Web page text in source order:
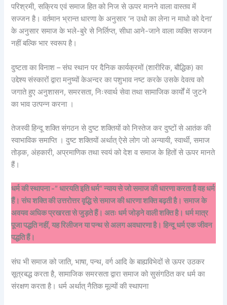
परिश्रमी, सक्रिय एवं समाज हित को निज से ऊपर मानने वाला वास्तव में
सज्जन है। वर्तमान भ्रान्त धारणा के अनुसार ‘न उधो का लेना न माधो को देना’
के अनुसार समाज के भले-बुरे से निर्लिप्त, सीधा आने-जाने वाला व्यक्ति सज्जन
नहीं बल्कि भार स्वरूप है।
दुष्टता का विनाश – संघ स्थान पर दैनिक कार्यक्रमों (शारीरिक, बौद्धिक) का
उद्देश्य संस्कारों द्वारा मनुष्यों केअन्दर का पशुभाव नष्ट करके उसके देवत्व को
जगाते हुए अनुशासन, समरसता, निःस्वार्थ सेवा तथा सामाजिक कार्यों में जुटने
का भाव उत्पन्न करना ।
तेजस्वी हिन्दू शक्ति संगठन से दुष्ट शक्तियों को निस्तेज कर दुष्टों से आतंक की
स्वाभाविक समाप्ति । दुष्ट शक्तियों अर्थात् ऐसे लोग जो अन्यायी, स्वार्थी, समाज
तोड़क, अंहकारी, अप्रमाणिक तथा स्वयं को देश व समाज के हितों से ऊपर मानते
हैं।
धर्म की स्थापना -” धारयति इति धर्म” न्याय से जो समाज की धारणा करता है वह धर्म
हैं। संघ शक्ति की उत्तरोत्तर वृद्धि से समाज की धारणा शक्ति बढ़ती है। समाज के
अवयव अधिक प्रखरता से जुड़ते हैं। अतः धर्म जोड़ने वाली शक्ति है। धर्म मात्र
पूजा पद्धति नहीं, यह रिलीजन या पन्थ से अलग अवधारणा है। हिन्दू धर्म एक जीवन
पद्धति हैं।
संघ भी समाज को जाति, भाषा, पन्थ, वर्ग आदि के बाह्यविभेदों से ऊपर उठकर
सूत्रबद्ध करता है, सामाजिक समरसता द्वारा समाज को सुसंगठित कर धर्म का
संरक्षण करता है। धर्म अर्थात् नैतिक मूल्यों की स्थापना